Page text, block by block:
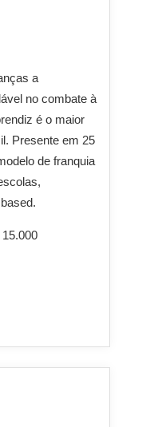
a
no combate à
é o maior
Presente em 25
de franquia